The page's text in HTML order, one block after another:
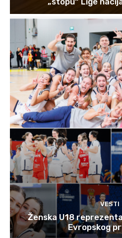
VESTI
Ženska U18
Evropskog